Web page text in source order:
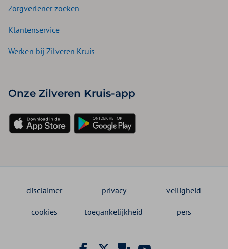
Zorgverlener zoeken
Klantenservice
Werken bij Zilveren Kruis
Onze Zilveren Kruis-app
disclaimer privacy veiligheid
cookies toegankelijkheid pers